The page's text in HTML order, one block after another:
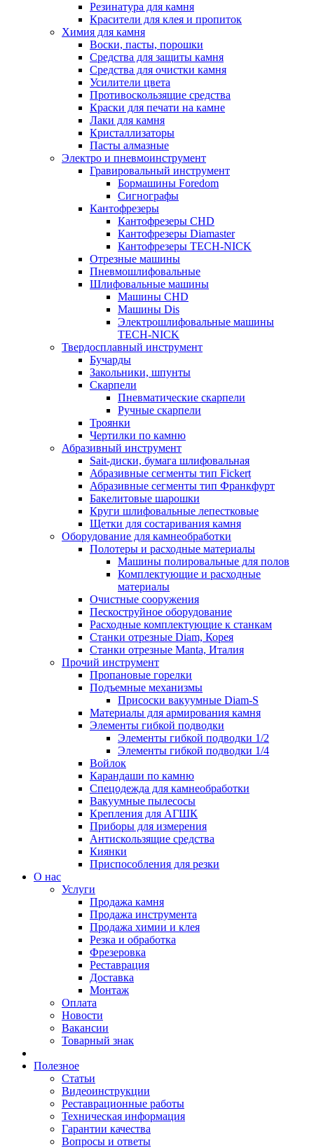
Резинатура для камня
Красители для клея и пропиток
Химия для камня
Воски, пасты, порошки
Средства для защиты камня
Средства для очистки камня
Усилители цвета
Противоскользящие средства
Краски для печати на камне
Лаки для камня
Кристаллизаторы
Пасты алмазные
Электро и пневмоинструмент
Гравировальный инструмент
Бормашины Foredom
Сигнографы
Кантофрезеры
Кантофрезеры CHD
Кантофрезеры Diamaster
Кантофрезеры TECH-NICK
Отрезные машины
Пневмошлифовальные
Шлифовальные машины
Машины CHD
Машины Dis
Электрошлифовальные машины
TECH-NICK
Твердосплавный инструмент
Бучарды
Закольники, шпунты
Скарпели
Пневматические скарпели
Ручные скарпели
Троянки
Чертилки по камню
Абразивный инструмент
Sait-диски, бумага шлифовальная
Абразивные сегменты тип Fickert
Абразивные сегменты тип Франкфурт
Бакелитовые шарошки
Круги шлифовальные лепестковые
Щетки для состаривания камня
Оборудование для камнеобработки
Полотеры и расходные материалы
Машины полировальные для полов
Комплектующие и расходные
материалы
Очистные сооружения
Пескоструйное оборудование
Расходные комплектующие к станкам
Станки отрезные Diam, Корея
Станки отрезные Manta, Италия
Прочий инструмент
Пропановые горелки
Подъeмные механизмы
Присоски вакуумные Diam-S
Материалы для армирования камня
Элементы гибкой подводки
Элементы гибкой подводки 1/2
Элементы гибкой подводки 1/4
Войлок
Карандаши по камню
Спецодежда для камнеобработки
Вакуумные пылесосы
Крепления для АГШК
Приборы для измерения
Антискользящие средства
Киянки
Приспособления для резки
О нас
Услуги
Продажа камня
Продажа инструмента
Продажа химии и клея
Резка и обработка
Фрезеровка
Реставрация
Доставка
Монтаж
Оплата
Новости
Вакансии
Товарный знак
Полезное
Статьи
Видеоинструкции
Реставрационные работы
Техническая информация
Гарантии качества
Вопросы и ответы